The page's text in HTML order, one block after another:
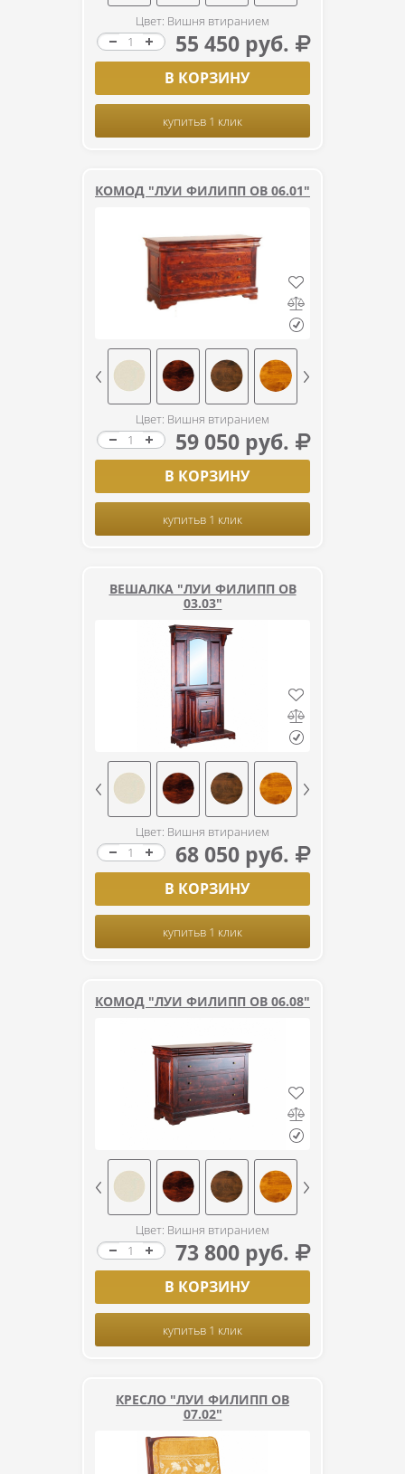
Цвет: Вишня втиранием
55 450 руб.
В КОРЗИНУ
купитьв 1 клик
КОМОД "ЛУИ ФИЛИПП ОВ 06.01"
Цвет: Вишня втиранием
59 050 руб.
В КОРЗИНУ
купитьв 1 клик
ВЕШАЛКА "ЛУИ ФИЛИПП ОВ
03.03"
Цвет: Вишня втиранием
68 050 руб.
В КОРЗИНУ
купитьв 1 клик
КОМОД "ЛУИ ФИЛИПП ОВ 06.08"
Цвет: Вишня втиранием
73 800 руб.
В КОРЗИНУ
купитьв 1 клик
КРЕСЛО "ЛУИ ФИЛИПП ОВ
07.02"